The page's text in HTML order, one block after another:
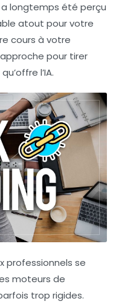
longtemps été perçu
atout pour votre
cours à votre
pour tirer
l’IA.
professionnels se
moteurs de
trop rigides.